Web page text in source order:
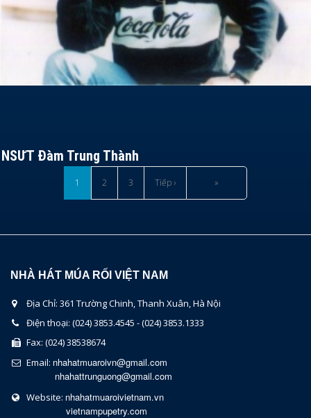
NSƯT Đàm Trung Thành
1 2 3 Tiếp › »
NHÀ HÁT MÚA RỐI VIỆT NAM
Địa Chỉ: 361 Trường Chinh, Thanh Xuân, Hà Nội
Điện thoại: (024) 3853.4545 - (024) 3853.1333
Fax: (024) 38538674
Email: nhahatmuaroivn@gmail.com
nhahattrunguong@gmail.com
Website: nhahatmuaroivietnam.vn
vietnampupetry.com